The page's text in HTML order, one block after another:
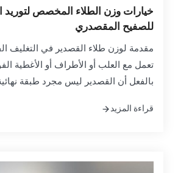
خيارات وزن الطلاء المخصص لتوريد
للصفيح المقصدري
مقدمة لوزن طلاء القصدير في التغليف
تعمل مع العلب أو الأطراف أو الأغطية
بالفعل أن القصدير ليس مجرد طبقة
وزن الطلاء المخصص لتوريد المواد
قراءة المزيد